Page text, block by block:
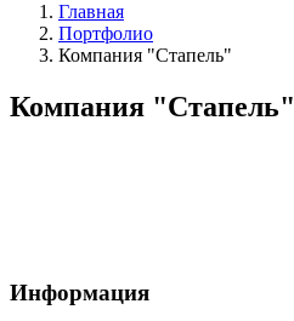
Главная
Портфолио
Компания "Стапель"
Компания "Стапель"
Информация